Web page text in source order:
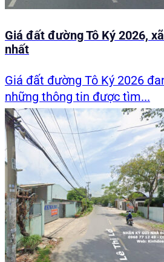
Giá đất đường Tô Ký 2026,
nhất
Giá đất đường Tô Ký 2026
những thông tin được tìm...